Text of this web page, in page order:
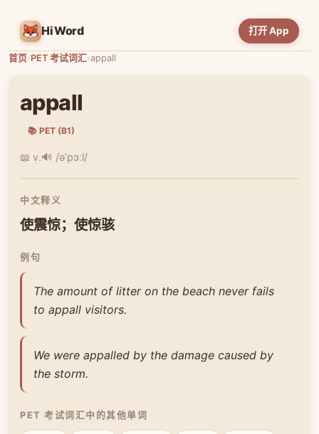
HiWord 打开 App
首页›PET 考试词汇›appall
appall
📚 PET (B1)
📖 v.🔊 /əˈpɔːl/
中文释义
使震惊；使惊骇
例句
The amount of litter on the beach never fails
to appall visitors.
We were appalled by the damage caused by
the storm.
PET 考试词汇中的其他单词